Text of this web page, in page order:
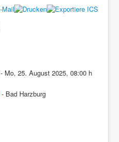
- Mo, 25. August 2025, 08:00 h
- Bad Harzburg